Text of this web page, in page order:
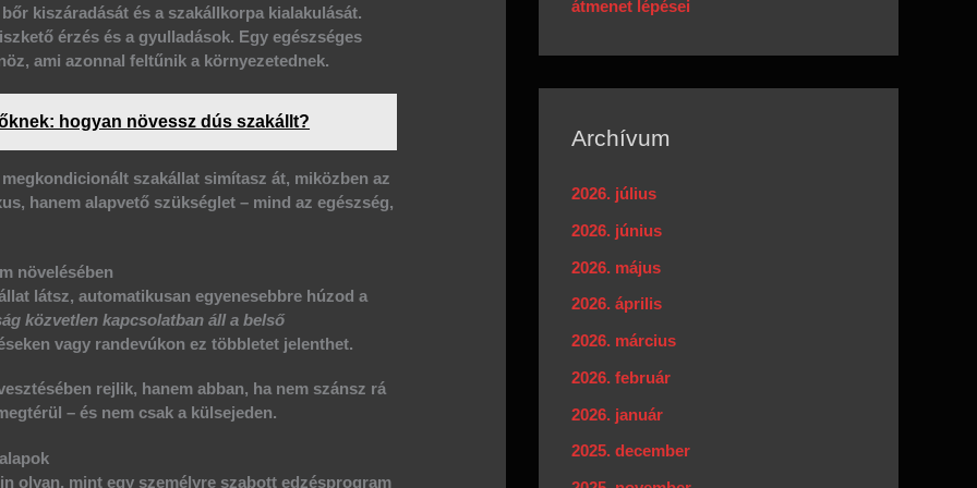
bőr kiszáradását és a szakállkorpa kialakulását.
érzés és a gyulladások. Egy egészséges
ami azonnal feltűnik a környezetednek.
hogyan növessz dús szakállt?
szakállat simítasz át, miközben az
hanem alapvető szükséglet – mind az egészség,
növelésében
látsz, automatikusan egyenesebbre húzod a
közvetlen kapcsolatban áll a belső
vagy randevúkon ez többletet jelenthet.
rejlik, hanem abban, ha nem szánsz rá
– és nem csak a külsejeden.
olyan, mint egy személyre szabott edzésprogram
átmenet lépései
Archívum
2026. július
2026. június
2026. május
2026. április
2026. március
2026. február
2026. január
2025. december